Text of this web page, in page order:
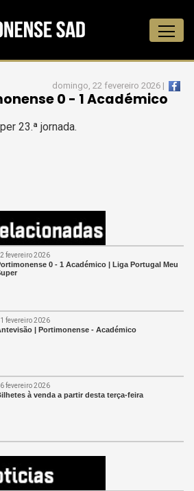
domingo, 22 fevereiro 2026 |
0 - 1 Académico
23.ª jornada.
fevereiro 2026
0 - 1 Académico | Liga Portugal Meu
fevereiro 2026
| Portimonense - Académico
fevereiro 2026
à venda a partir desta terça-feira